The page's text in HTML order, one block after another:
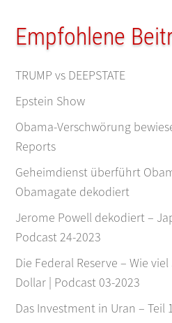
Empfohlene
TRUMP vs DEEPSTATE
Epstein Show
Obama-Verschwörung
Reports
Geheimdienst überführt
Obamagate dekodiert
Jerome Powell dekodiert –
Podcast 24-2023
Die Federal Reserve – Wie
Dollar | Podcast 03-2023
Das Investment in Uran – Teil